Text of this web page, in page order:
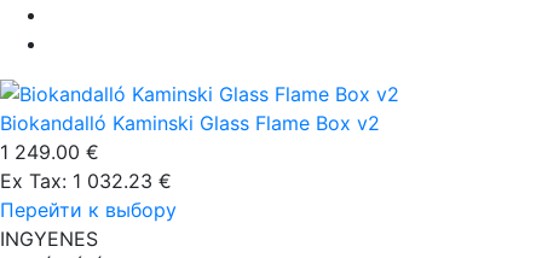
Biokandalló Kaminski Glass Flame Box v2
1 249.00 €
Ex Tax: 1 032.23 €
Перейти к выбору
INGYENES